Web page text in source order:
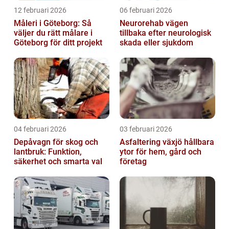
12 februari 2026
Måleri i Göteborg: Så
väljer du rätt målare i
Göteborg för ditt projekt
06 februari 2026
Neurorehab vägen
tillbaka efter neurologisk
skada eller sjukdom
04 februari 2026
Depåvagn för skog och
lantbruk: Funktion,
säkerhet och smarta val
03 februari 2026
Asfaltering växjö hållbara
ytor för hem, gård och
företag